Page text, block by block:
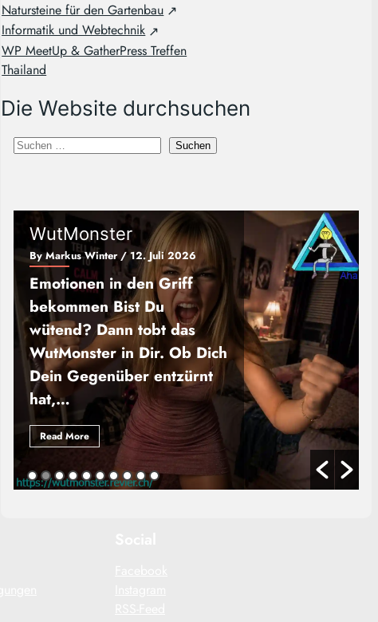
Natursteine für den Gartenbau
Informatik und Webtechnik
WP MeetUp & GatherPress Treffen
Thailand
Die Website durchsuchen
S
h
Suchen
WutMonster
By Markus Winter/ 12. Juli 2026
Emotionen in den Griff
bekommen Bist Du
wütend? Dann tobt das
WutMonster in Dir. Ob Dich
Dein Gegenüber entzürnt
hat,…
Read More